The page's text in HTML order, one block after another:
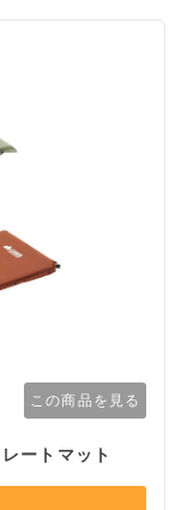
この商品を見る
ートマット